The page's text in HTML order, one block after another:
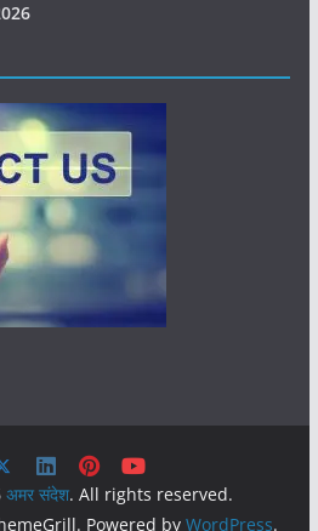
अमर संदेश. All rights reserved.
Powered by WordPress.